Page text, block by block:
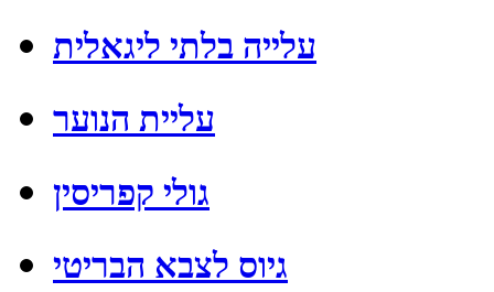
עלייה בלתי ליגאלית
עליית הנוער
גולי קפריסין
גיוס לצבא הבריטי